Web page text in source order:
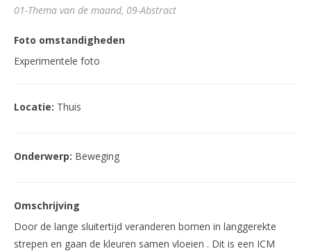
01-Thema van de maand, 09-Abstract
Foto omstandigheden
Experimentele foto
Locatie: Thuis
Onderwerp: Beweging
Omschrijving
Door de lange sluitertijd veranderen bomen in langgerekte
strepen en gaan de kleuren samen vloeien . Dit is een ICM